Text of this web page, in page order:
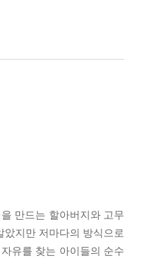
만드는 할아버지와 고무
지만 저마다의 방식으로
유를 찾는 아이들의 순수